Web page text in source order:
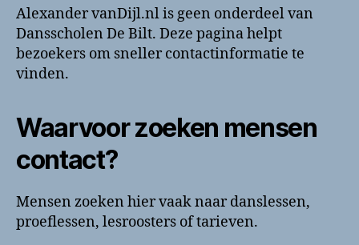
Alexander vanDijl.nl is geen onderdeel van
Dansscholen De Bilt. Deze pagina helpt
bezoekers om sneller contactinformatie te
vinden.
Waarvoor zoeken mensen
contact?
Mensen zoeken hier vaak naar danslessen,
proeflessen, lesroosters of tarieven.